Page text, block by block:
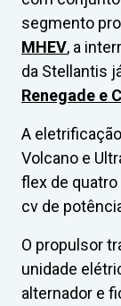
segmento
MHEV, a
da Stellantis
Renegade e
A
Volcano e
flex de
cv de
O propulsor
unidade
alternador e